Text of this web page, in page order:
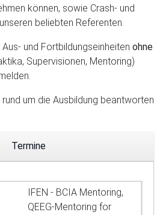
können, sowie Crash- und
beliebten Referenten.
Aus- und Fortbildungseinheiten ohne
Supervisionen, Mentoring)
um die Ausbildung beantworten
Termine
IFEN - BCIA Mentoring,
QEEG-Mentoring for